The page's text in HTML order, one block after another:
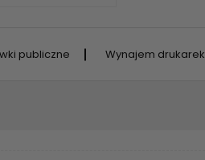
publiczne Wynajem drukarek